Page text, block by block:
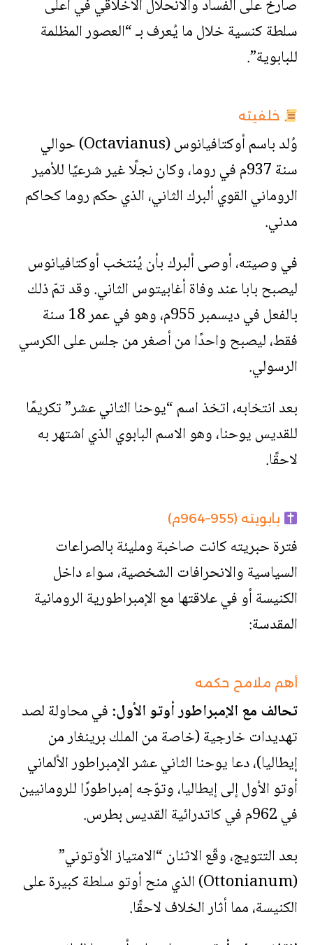
صارخ على الفساد والانحلال الأخلاقي في أعلى
سلطة كنسية خلال ما يُعرف بـ “العصور المظلمة
للبابوية”.
خلفيته
وُلد باسم أوكتافيانوس (Octavianus) حوالي
سنة 937م في روما، وكان نجلًا غير شرعيًا للأمير
الروماني القوي ألبرك الثاني، الذي حكم روما كحاكم
مدني.
في وصيته، أوصى ألبرك بأن يُنتخب أوكتافيانوس
ليصبح بابا عند وفاة أغابيتوس الثاني. وقد تمّ ذلك
بالفعل في ديسمبر 955م، وهو في عمر 18 سنة
فقط، ليصبح واحدًا من أصغر من جلس على الكرسي
الرسولي.
بعد انتخابه، اتخذ اسم “يوحنا الثاني عشر” تكريمًا
للقديس يوحنا، وهو الاسم البابوي الذي اشتهر به
لاحقًا.
بابويته (955–964م)
فترة حبريته كانت صاخبة ومليئة بالصراعات
السياسية والانحرافات الشخصية، سواء داخل
الكنيسة أو في علاقتها مع الإمبراطورية الرومانية
المقدسة:
أهم ملامح حكمه
تحالف مع الإمبراطور أوتو الأول:في محاولة لصد
تهديدات خارجية (خاصة من الملك برينغار من
إيطاليا)، دعا يوحنا الثاني عشر الإمبراطور الألماني
أوتو الأول إلى إيطاليا، وتوّجه إمبراطورًا للرومانيين
في 962م في كاتدرائية القديس بطرس.
بعد التتويج، وقّع الاثنان “الامتياز الأوتوني”
(Ottonianum) الذي منح أوتو سلطة كبيرة على
الكنيسة، مما أثار الخلاف لاحقًا.